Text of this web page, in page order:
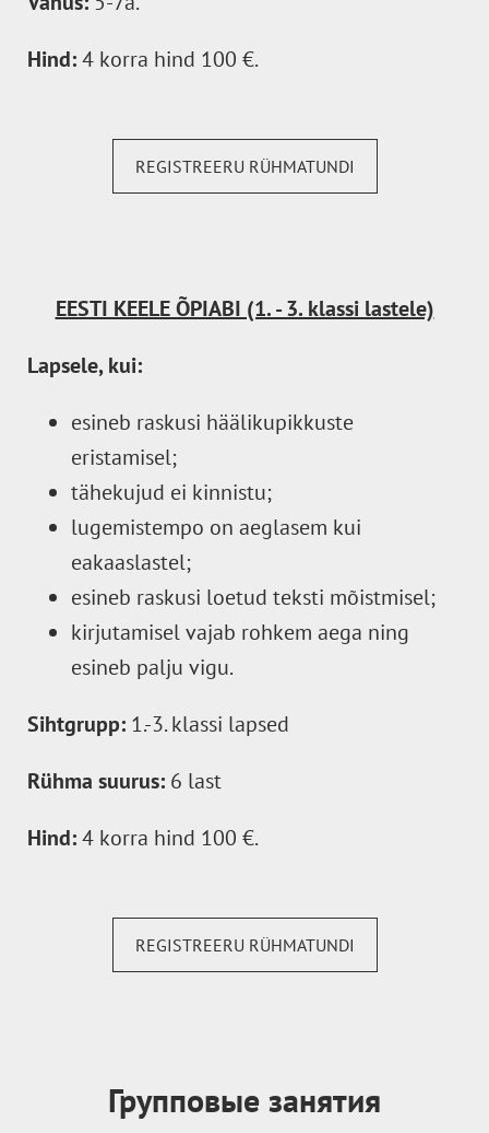
Hind:4 korra hind 100 €.
REGISTREERU RÜHMATUNDI
EESTI KEELE ÕPIABI (1. - 3. klassi lastele)
Lapsele, kui:
esineb raskusi häälikupikkuste
eristamisel;
tähekujud ei kinnistu;
lugemistempo on aeglasem kui
eakaaslastel;
esineb raskusi loetud teksti mõistmisel;
kirjutamisel vajab rohkem aega ning
esineb palju vigu.
Sihtgrupp: 1.-3. klassi lapsed
Rühma suurus: 6 last
Hind:4 korra hind 100 €.
REGISTREERU RÜHMATUNDI
Групповые занятия